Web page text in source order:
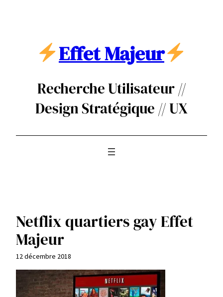
Effet Majeur
Recherche Utilisateur //
Design Stratégique // UX
Netflix quartiers gay Effet
Majeur
12 décembre 2018